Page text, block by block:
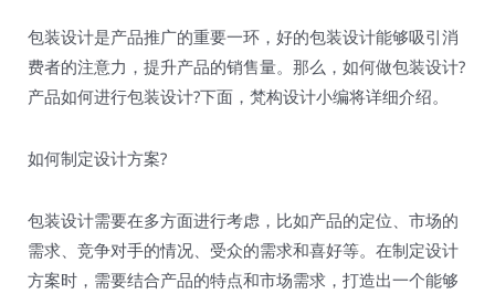
包装设计是产品推广的重要一环，好的包装设计能够吸引消
费者的注意力，提升产品的销售量。那么，如何做包装设计?
产品如何进行包装设计?下面，梵构设计小编将详细介绍。
如何制定设计方案?
包装设计需要在多方面进行考虑，比如产品的定位、市场的
需求、竞争对手的情况、受众的需求和喜好等。在制定设计
方案时，需要结合产品的特点和市场需求，打造出一个能够